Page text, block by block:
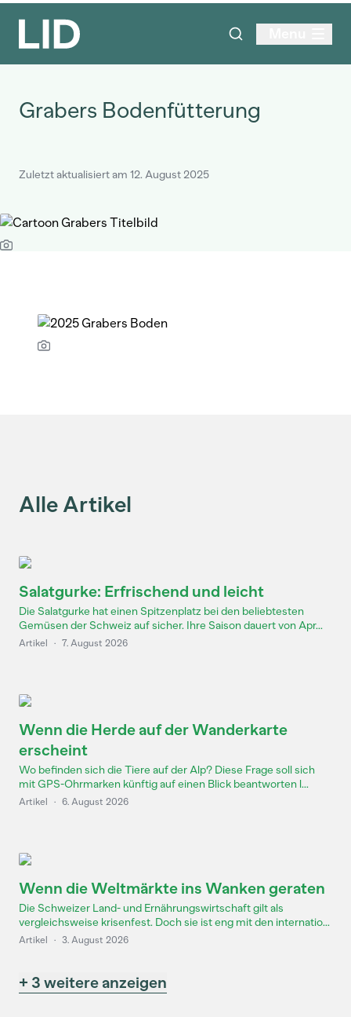
Grabers Bodenfütterung
Zuletzt aktualisiert am 12. August 2025
Alle Artikel
Salatgurke: Erfrischend und leicht
Die Salatgurke hat einen Spitzenplatz bei den beliebtesten
Gemüsen der Schweiz auf sicher. Ihre Saison dauert von Apr...
Artikel · 7. August 2026
Wenn die Herde auf der Wanderkarte
erscheint
Wo befinden sich die Tiere auf der Alp? Diese Frage soll sich
mit GPS-Ohrmarken künftig auf einen Blick beantworten l...
Artikel · 6. August 2026
Wenn die Weltmärkte ins Wanken geraten
Die Schweizer Land- und Ernährungswirtschaft gilt als
vergleichsweise krisenfest. Doch sie ist eng mit den internatio...
Artikel · 3. August 2026
+ 3 weitere anzeigen